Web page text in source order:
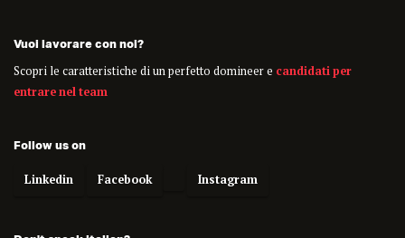
Vuoi lavorare con noi?
Scopri le caratteristiche di un perfetto domineer e candidati per
entrare nel team
Follow us on
Linkedin Facebook Instagram